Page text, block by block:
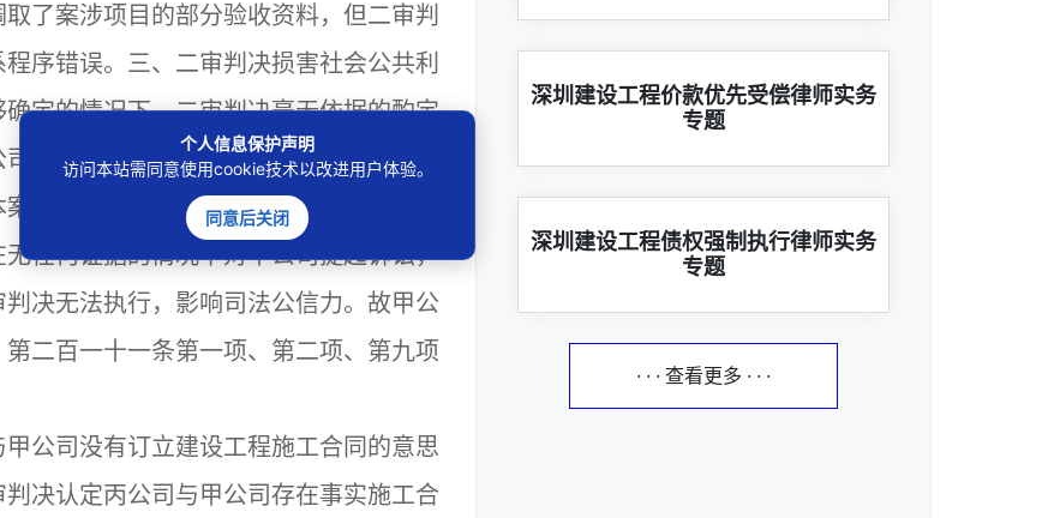
了案涉项目的部分验收资料，但二审判
序错误。三、二审判决损害社会公共利
定的情况下，二审判决毫无依据的酌定
的合法权益，并导致丙公司因不法行为
漫长的诉讼周期导致甲公司陷入财务危
任何证据的情况下对甲公司提起诉讼，
决无法执行，影响司法公信力。故甲公
二百一十一条第一项、第二项、第九项
司没有订立建设工程施工合同的意思
决认定丙公司与甲公司存在事实施工合
深圳建设工程价款优先受偿律师实务
专题
深圳建设工程债权强制执行律师实务
专题
· · · 查看更多 · · ·
个人信息保护声明
访问本站需同意使用cookie技术以改进用户体验。
同意后关闭